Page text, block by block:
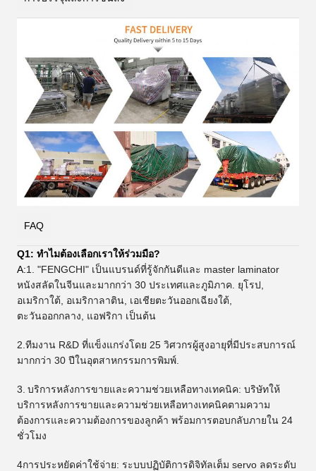
FAQ
Q1: ทําไมต้องเลือกเราให้ร่วมมือ?
A:1. "FENGCHI" เป็นแบรนด์ที่รู้จักกันดีและ master laminator
หนังสลัดในจีนและมากกว่า 30 ประเทศและภูมิภาค. ยุโรป,
อเมริกาใต้, อเมริกาลาติน, เอเชียตะวันออกเฉียงใต้,
ตะวันออกกลาง, แอฟริกา เป็นต้น
2.ทีมงาน R&D ที่แข็งแกร่งโดย 25 วิศวกรผู้สูงอายุที่มีประสบการณ์
มากกว่า 30 ปีในอุตสาหกรรมการพิมพ์.
3. บริการหลังการขายและความช่วยเหลือทางเทคนิค: บริษัทให้
บริการหลังการขายและความช่วยเหลือทางเทคนิคตามความ
ต้องการและความต้องการของลูกค้า พร้อมการตอบกลับภายใน 24
ชั่วโมง
4การประหยัดค่าใช้จ่าย: ระบบปฏิบัติการดิจิทัลเต็ม servo ลดระดับ